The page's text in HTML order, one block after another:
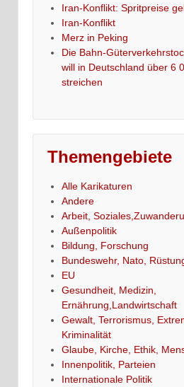
Iran-Konflikt: Spritpreise
Iran-Konflikt
Merz in Peking
Die Bahn-
will in Deutschland über 6
streichen
Themengebiete
Alle Karikaturen
Andere
Arbeit,
Außenpolitik
Bildung, Forschung
Bundeswehr, Nato,
EU
Gesundheit, Medizin,
Ernährung,Landwirtschaft
Gewalt, Terrorismus,
Kriminalität
Glaube, Kirche, Ethik,
Innenpolitik, Parteien
Internationale Politik